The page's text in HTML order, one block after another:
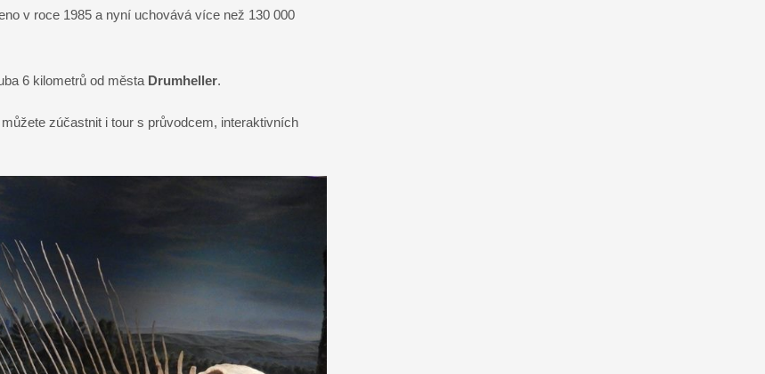
v roce 1985 a nyní uchovává více než 130 000
6 kilometrů od města Drumheller.
zúčastnit i tour s průvodcem, interaktivních